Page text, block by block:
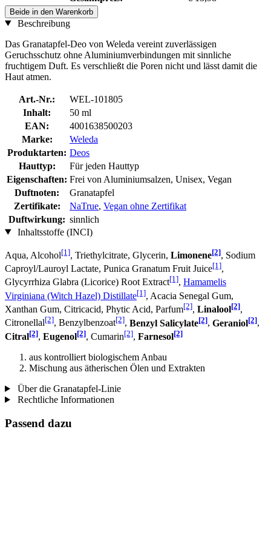
Beide in den Warenkorb
Beschreibung
Das Granatapfel-Deo von Weleda vereint zuverlässigen
Geruchsschutz ohne Aluminiumverbindungen mit sinnliche
fruchtigem Duft. Es verschließt die Poren nicht und lässt damit die
Haut atmen.
Art.-Nr.:
WEL-101805
Inhalt:
50 ml
EAN:
4001638500203
Marke:
Weleda
Produktarten: Deos
Hauttyp:
Für jeden Hauttyp
Eigenschaften: Frei von Aluminiumsalzen, Unisex, Vegan
Duftnoten:
Granatapfel
Zertifikate:
NaTrue, Vegan ohne Zertifikat
Duftwirkung: sinnlich
Inhaltsstoffe (INCI)
Aqua, Alcohol[1], Triethylcitrate, Glycerin, Limonene[2], Sodium
Caproyl/Lauroyl Lactate, Punica Granatum Fruit Juice[1],
Glycyrrhiza Glabra (Licorice) Root Extract[1], Hamamelis
Virginiana (Witch Hazel) Distillate[1], Acacia Senegal Gum,
Xanthan Gum, Citricacid, Phytic Acid, Parfum[2], Linalool[2],
Citronellal[2], Benzylbenzoat[2], Benzyl Salicylate[2], Geraniol[2],
Citral[2], Eugenol[2], Cumarin[2], Farnesol[2]
aus kontrolliert biologischem Anbau
Mischung aus ätherischen Ölen und Extrakten
Über die Granatapfel-Linie
Rechtliche Informationen
Passend dazu